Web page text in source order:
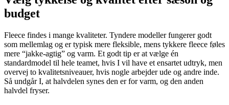
budget
Fleece findes i mange kvaliteter. Tyndere modeller fungerer godt
som mellemlag og er typisk mere fleksible, mens tykkere fleece føles
mere “jakke-agtig” og varm. Et godt tip er at vælge én
standardmodel til hele teamet, hvis I vil have et ensartet udtryk, men
overvej to kvalitetsniveauer, hvis nogle arbejder ude og andre inde.
Så undgår I, at halvdelen synes den er for varm, og den anden
halvdel fryser.